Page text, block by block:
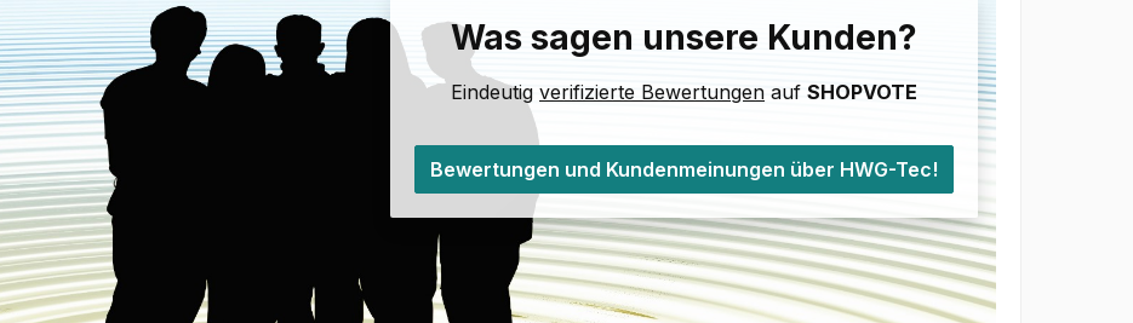
Was sagen unsere Kunden?
Eindeutig verifizierte Bewertungen auf SHOPVOTE
Bewertungen und Kundenmeinungen über HWG-Tec!